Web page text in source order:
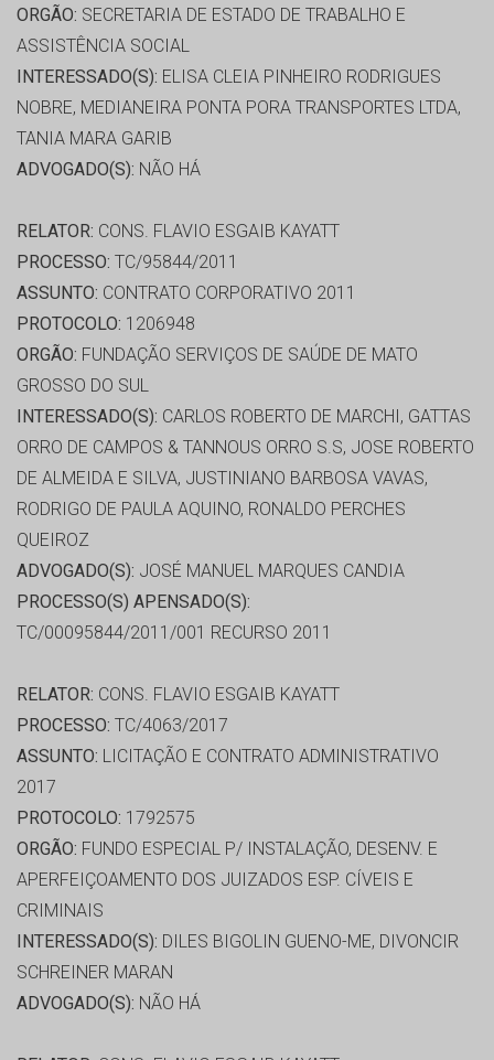
ORGÃO: SECRETARIA DE ESTADO DE TRABALHO E
ASSISTÊNCIA SOCIAL
INTERESSADO(S): ELISA CLEIA PINHEIRO RODRIGUES
NOBRE, MEDIANEIRA PONTA PORA TRANSPORTES LTDA,
TANIA MARA GARIB
ADVOGADO(S): NÃO HÁ
RELATOR: CONS. FLAVIO ESGAIB KAYATT
PROCESSO: TC/95844/2011
ASSUNTO: CONTRATO CORPORATIVO 2011
PROTOCOLO: 1206948
ORGÃO: FUNDAÇÃO SERVIÇOS DE SAÚDE DE MATO
GROSSO DO SUL
INTERESSADO(S): CARLOS ROBERTO DE MARCHI, GATTAS
ORRO DE CAMPOS & TANNOUS ORRO S.S, JOSE ROBERTO
DE ALMEIDA E SILVA, JUSTINIANO BARBOSA VAVAS,
RODRIGO DE PAULA AQUINO, RONALDO PERCHES
QUEIROZ
ADVOGADO(S): JOSÉ MANUEL MARQUES CANDIA
PROCESSO(S) APENSADO(S):
TC/00095844/2011/001 RECURSO 2011
RELATOR: CONS. FLAVIO ESGAIB KAYATT
PROCESSO: TC/4063/2017
ASSUNTO: LICITAÇÃO E CONTRATO ADMINISTRATIVO
2017
PROTOCOLO: 1792575
ORGÃO: FUNDO ESPECIAL P/ INSTALAÇÃO, DESENV. E
APERFEIÇOAMENTO DOS JUIZADOS ESP. CÍVEIS E
CRIMINAIS
INTERESSADO(S): DILES BIGOLIN GUENO-ME, DIVONCIR
SCHREINER MARAN
ADVOGADO(S): NÃO HÁ